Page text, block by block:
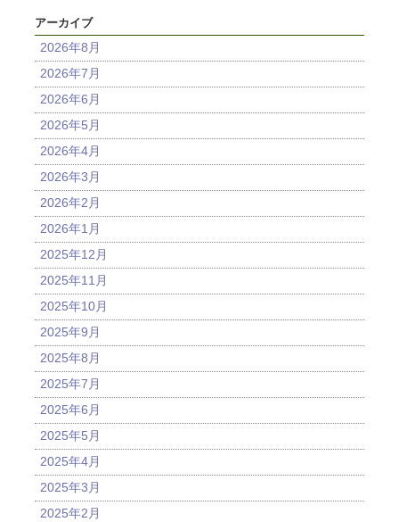
アーカイブ
2026年8月
2026年7月
2026年6月
2026年5月
2026年4月
2026年3月
2026年2月
2026年1月
2025年12月
2025年11月
2025年10月
2025年9月
2025年8月
2025年7月
2025年6月
2025年5月
2025年4月
2025年3月
2025年2月